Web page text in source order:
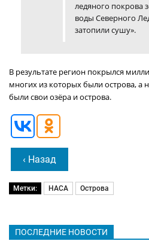
ледяного покрова
воды Северного
затопили сушу».
В результате регион покрылся
многих из которых были острова, а
были свои озёра и острова.
‹ Назад
Метки: НАСА Острова
ПОСЛЕДНИЕ НОВОСТИ